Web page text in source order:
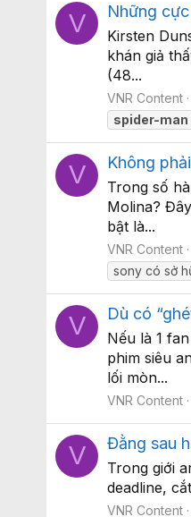
V Những
Kirsten
khán giả
(48...
VNR Content
spider-man
V Không
Trong số
Molina?
bật là...
VNR Content
sony có sở
V Dù có
Nếu là 1
phim siêu
lối mòn...
VNR Content
V Đằng sau
Trong giới
deadline,
VNR Content